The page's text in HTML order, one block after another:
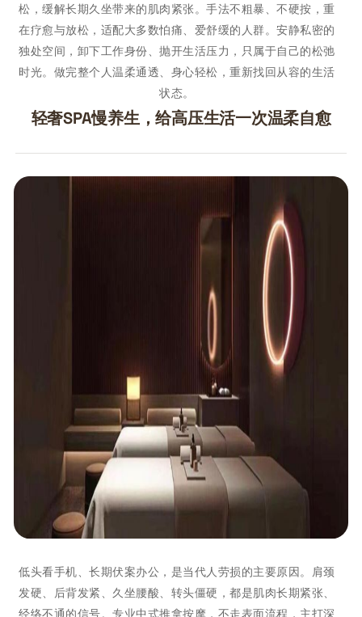
松，缓解长期久坐带来的肌肉紧张。手法不粗暴、不硬按，重
在疗愈与放松，适配大多数怕痛、爱舒缓的人群。安静私密的
独处空间，卸下工作身份、抛开生活压力，只属于自己的松弛
时光。做完整个人温柔通透、身心轻松，重新找回从容的生活
状态。
轻奢SPA慢养生，给高压生活一次温柔自愈
低头看手机、长期伏案办公，是当代人劳损的主要原因。肩颈
发硬、后背发紧、久坐腰酸、转头僵硬，都是肌肉长期紧张、
经络不通的信号。专业中式推拿按摩，不走表面流程，主打深